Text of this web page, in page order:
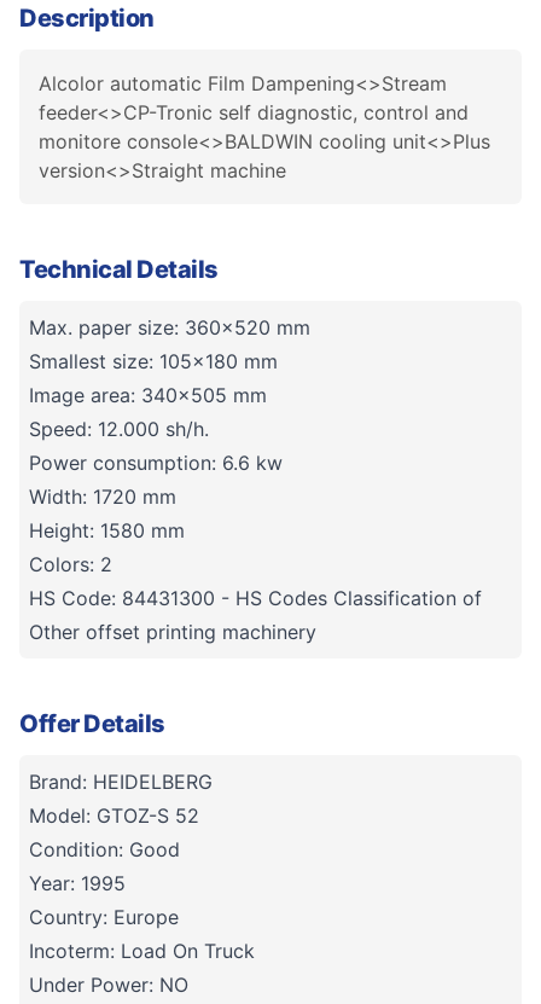
Description
Alcolor automatic Film Dampening<>Stream
feeder<>CP-Tronic self diagnostic, control and
monitore console<>BALDWIN cooling unit<>Plus
version<>Straight machine
Technical Details
Max. paper size: 360x520 mm
Smallest size: 105x180 mm
Image area: 340x505 mm
Speed: 12.000 sh/h.
Power consumption: 6.6 kw
Width: 1720 mm
Height: 1580 mm
Colors: 2
HS Code: 84431300 - HS Codes Classification of
Other offset printing machinery
Offer Details
Brand: HEIDELBERG
Model: GTOZ-S 52
Condition: Good
Year: 1995
Country: Europe
Incoterm: Load On Truck
Under Power: NO